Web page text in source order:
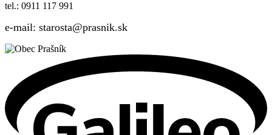
tel.: 0911 117 991
e-mail: starosta@prasnik.sk